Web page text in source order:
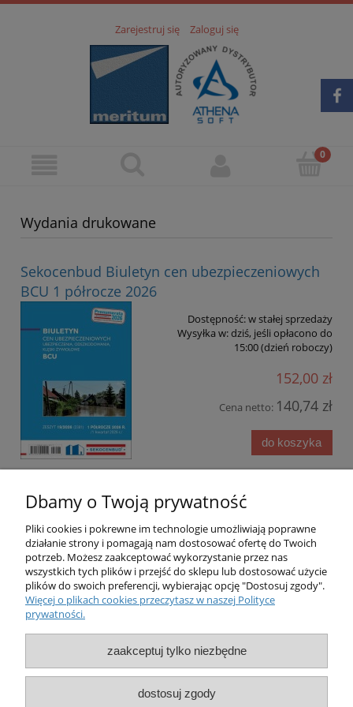
Zarejestruj się Zaloguj się
Wydania drukowane
Sekocenbud Biuletyn cen ubezpieczeniowych
BCU 1 półrocze 2026
Dostępność:w stałej sprzedaży
Wysyłka w:dziś, jeśli opłacono do
15:00 (dzień roboczy)
152,00 zł
Cena netto: 140,74 zł
do koszyka
O nas
Obsługa klienta
Moje konto
Dbamy o Twoją prywatność
Pliki cookies i pokrewne im technologie umożliwiają poprawne
działanie strony i pomagają nam dostosować ofertę do Twoich
potrzeb. Możesz zaakceptować wykorzystanie przez nas
wszystkich tych plików i przejść do sklepu lub dostosować użycie
plików do swoich preferencji, wybierając opcję "Dostosuj zgody".
Więcej o plikach cookies przeczytasz w naszej Polityce
prywatności.
zaakceptuj tylko niezbędne
dostosuj zgody